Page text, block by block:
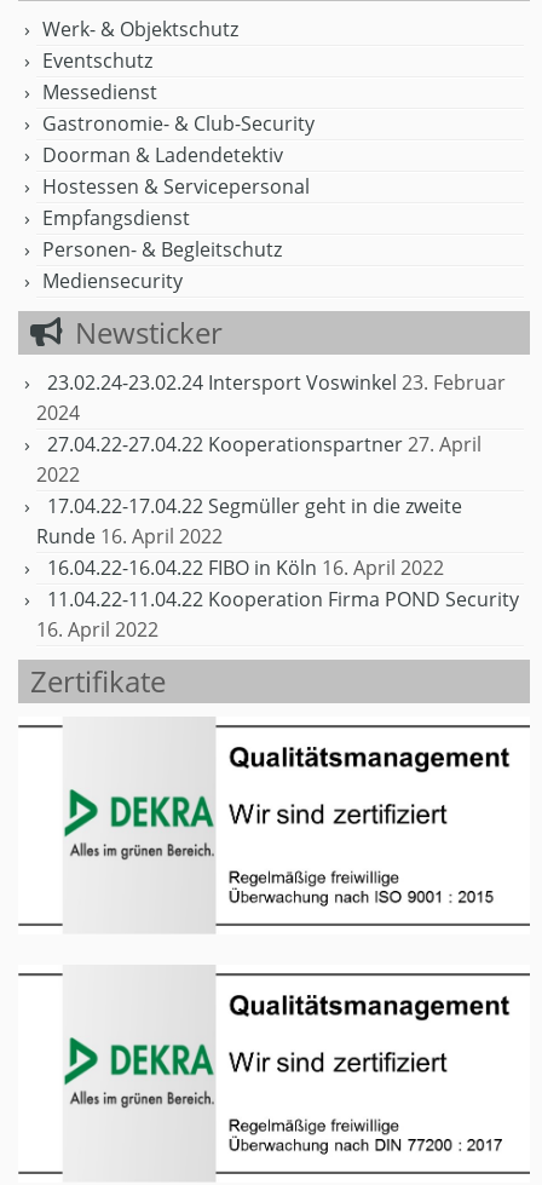
Werk- & Objektschutz
Eventschutz
Messedienst
Gastronomie- & Club-Security
Doorman & Ladendetektiv
Hostessen & Servicepersonal
Empfangsdienst
Personen- & Begleitschutz
Mediensecurity
Newsticker
23.02.24-23.02.24 Intersport Voswinkel 23. Februar
2024
27.04.22-27.04.22 Kooperationspartner27. April
2022
17.04.22-17.04.22 Segmüller geht in die zweite
Runde 16. April 2022
16.04.22-16.04.22 FIBO in Köln 16. April 2022
11.04.22-11.04.22 Kooperation Firma POND Security
16. April 2022
Zertifikate